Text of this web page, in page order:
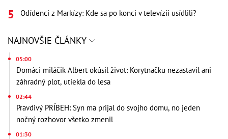
Odídenci z Markízy: Kde sa po konci v televízii usídlili?
NAJNOVŠIE ČLÁNKY
05:00
Domáci miláčik Albert okúsil život: Korytnačku nezastavil ani
záhradný plot, utiekla do lesa
02:44
Pravdivý PRÍBEH: Syn ma prijal do svojho domu, no jeden
nočný rozhovor všetko zmenil
01:30